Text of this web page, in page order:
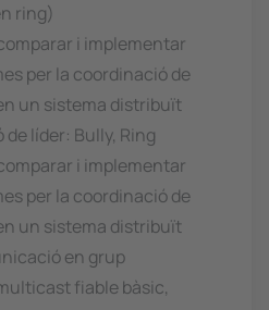
ring)
i implementar
per la coordinació de
un sistema distribuït
líder: Bully, Ring
i implementar
per la coordinació de
un sistema distribuït
en grup
fiable bàsic,